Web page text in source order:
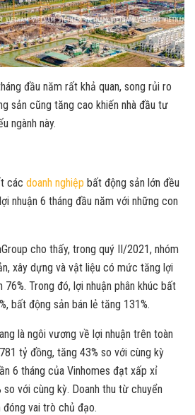
đầu năm rất khả quan, song rủi ro
sản cũng tăng cao khiến nhà đầu tư
ngành này.
các doanh nghiệp bất động sản lớn đều
nhuận 6 tháng đầu năm với những con
cho thấy, trong quý II/2021, nhóm
xây dựng và vật liệu có mức tăng lợi
76%. Trong đó, lợi nhuận phân khúc bất
bất động sản bán lẻ tăng 131%.
là ngôi vương về lợi nhuận trên toàn
tỷ đồng, tăng 43% so với cùng kỳ
6 tháng của Vinhomes đạt xấp xỉ
với cùng kỳ. Doanh thu từ chuyển
vai trò chủ đạo.